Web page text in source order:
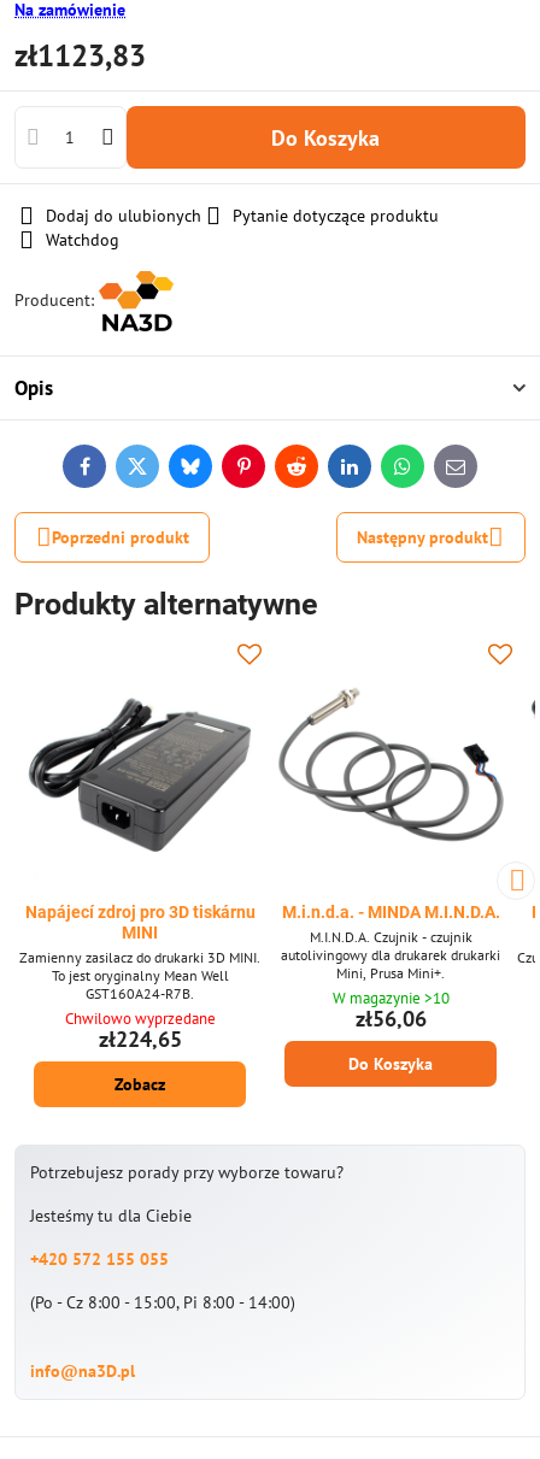
Na zamówienie
zł1123,83
Do Koszyka
Dodaj do ulubionych
Pytanie dotyczące produktu
Watchdog
Producent:
Opis
FacebookTwitterBlueskyPinterestReddit LinkedInWhatsApp
E-
mail
Poprzedni produkt Następny produkt
Produkty alternatywne
Napájecí zdroj pro 3D tiskárnu
MINI
Zamienny zasilacz do drukarki 3D MINI.
To jest oryginalny Mean Well
GST160A24-R7B.
Chwilowo wyprzedane
zł224,65
Zobacz
M.i.n.d.a. - MINDA M.I.N.D.A.
M.I.N.D.A. Czujnik - czujnik
autolivingowy dla drukarek drukarki
Mini, Prusa Mini+.
W magazynie >10
zł56,06
Do Koszyka
Potrzebujesz porady przy wyborze towaru?
Jesteśmy tu dla Ciebie
+420 572 155 055
(Po - Cz 8:00 - 15:00, Pi 8:00 - 14:00)
info@na3D.pl